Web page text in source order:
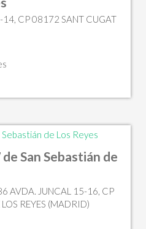
14, CP 08172 SANT CUGAT
San Sebastián de
AVDA. JUNCAL 15-16, CP
REYES (MADRID)